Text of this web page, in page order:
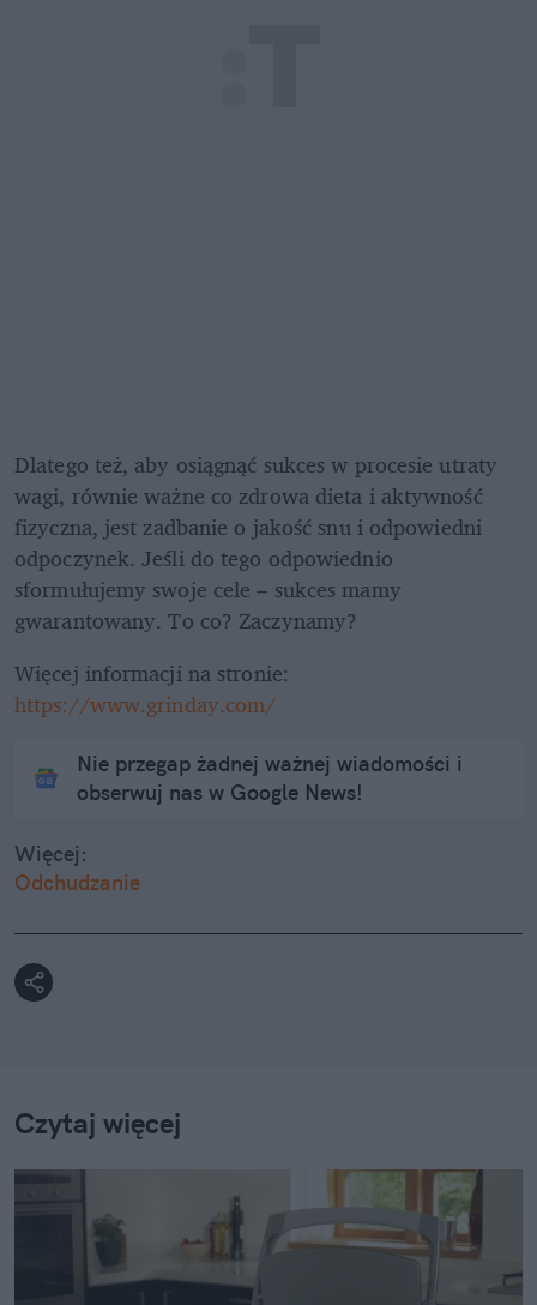
Dlatego też, aby osiągnąć sukces w procesie utraty
wagi, równie ważne co zdrowa dieta i aktywność
fizyczna, jest zadbanie o jakość snu i odpowiedni
odpoczynek. Jeśli do tego odpowiednio
sformułujemy swoje cele – sukces mamy
gwarantowany. To co? Zaczynamy?
https://www.grinday.com/
Nie przegap żadnej ważnej wiadomości i
obserwuj nas w Google News!
Więcej:
Odchudzanie
Czytaj więcej